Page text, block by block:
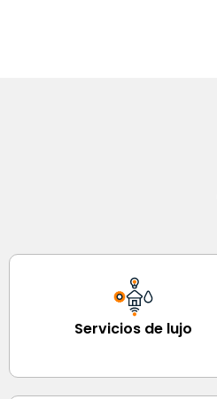
Servicios de lujo